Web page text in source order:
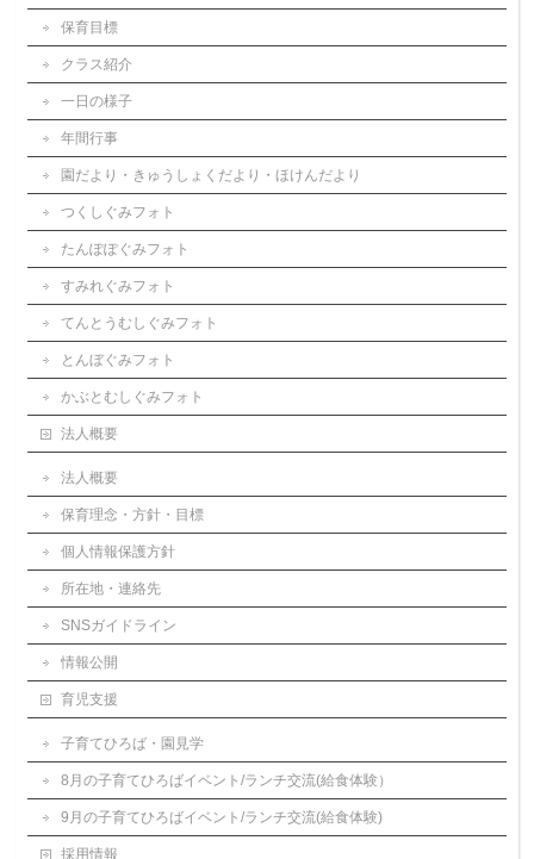
保育目標
クラス紹介
一日の様子
年間行事
園だより・きゅうしょくだより・ほけんだより
つくしぐみフォト
たんぽぽぐみフォト
すみれぐみフォト
てんとうむしぐみフォト
とんぼぐみフォト
かぶとむしぐみフォト
法人概要
法人概要
保育理念・方針・目標
個人情報保護方針
所在地・連絡先
SNSガイドライン
情報公開
育児支援
子育てひろば・園見学
8月の子育てひろばイベント/ランチ交流(給食体験）
9月の子育てひろばイベント/ランチ交流(給食体験)
採用情報